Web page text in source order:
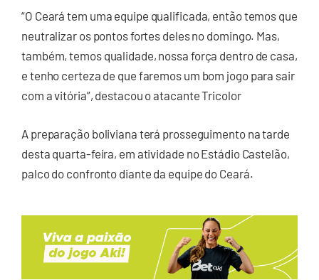
“O Ceará tem uma equipe qualificada, então temos que
neutralizar os pontos fortes deles no domingo. Mas,
também, temos qualidade, nossa força dentro de casa,
e tenho certeza de que faremos um bom jogo para sair
com a vitória”, destacou o atacante Tricolor
A preparação boliviana terá prosseguimento na tarde
desta quarta-feira, em atividade no Estádio Castelão,
palco do confronto diante da equipe do Ceará.